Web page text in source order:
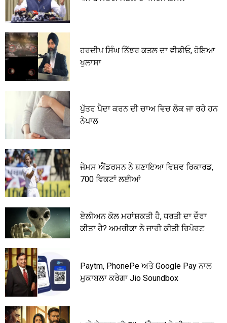
ਹਰਦੀਪ ਸਿੰਘ ਨਿੱਝਰ ਕਤਲ ਦਾ ਵੀਡੀਓ, ਹੋਇਆ
ਖੁਲਾਸਾ
ਪੁੱਤਰ ਪੈਦਾ ਕਰਨ ਦੀ ਚਾਅ ਵਿਚ ਲੋਕ ਜਾ ਰਹੇ ਹਨ
ਨੇਪਾਲ
ਜੇਮਸ ਐਂਡਰਸਨ ਨੇ ਬਣਾਇਆ ਵਿਸ਼ਵ ਰਿਕਾਰਡ,
700 ਵਿਕਟਾਂ ਲਈਆਂ
ਏਲੀਅਨ ਕੋਲ ਮਹਾਂਸ਼ਕਤੀ ਹੈ, ਧਰਤੀ ਦਾ ਦੌਰਾ
ਕੀਤਾ ਹੈ? ਅਮਰੀਕਾ ਨੇ ਜਾਰੀ ਕੀਤੀ ਰਿਪੋਰਟ
Paytm, PhonePe ਅਤੇ Google Pay ਨਾਲ
ਮੁਕਾਬਲਾ ਕਰੇਗਾ Jio Soundbox